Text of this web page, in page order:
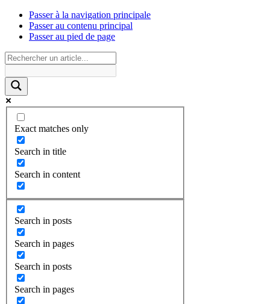
Passer à la navigation principale
Passer au contenu principal
Passer au pied de page
Exact matches only
Search in title
Search in content
Search in posts
Search in pages
Search in posts
Search in pages